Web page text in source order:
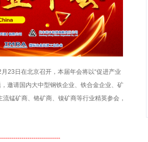
23日在北京召开，本届年会将以“促进产业
邀请国内大中型钢铁企业、铁合金企业、矿
锰矿商、铬矿商、镍矿商等行业精英参会，
-----------------